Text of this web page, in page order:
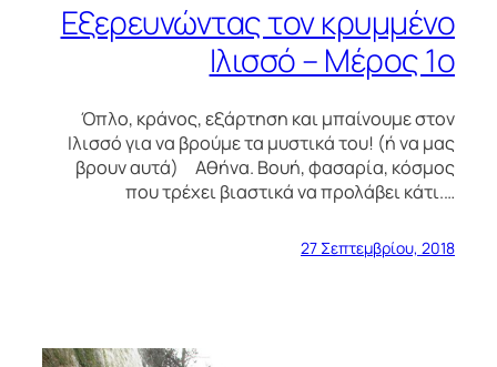
Εξερευνώντας τον κρυμμένο
Ιλισσό – Μέρος 1ο
Όπλο, κράνος, εξάρτηση και μπαίνουμε στον
Ιλισσό για να βρούμε τα μυστικά του! (ή να μας
βρουν αυτά) Αθήνα. Βουή, φασαρία, κόσμος
που τρέχει βιαστικά να προλάβει κάτι.…
27 Σεπτεμβρίου, 2018